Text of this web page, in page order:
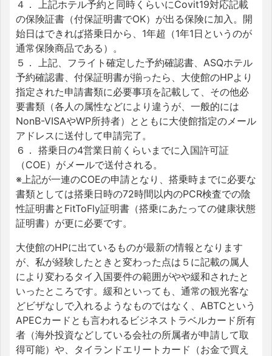
４． 上記ホテル予約と同時くらいにCovit19対応記載
の保険証書（付保証明書でOK）が出る保険に加入。開
始日はできれば搭乗日から、1年超（1年1日というのが
通常保険商品である）。
５． 上記、フライト確定した予約確認書、ASQホテル
予約確認書、付保証明書が揃ったら、大使館のHPより
指定された申請書類に必要事項を記載して、その他必
要書類（各人の属性などにより違うが、一般的には
NonB-VISAやWP所持者）とともに大使館指定のメール
アドレスに送付して申請完了。
６． 搭乗日の4営業日前くらいまでに入国許可証
（COE）がメールで送付される。
※上記が一連のCOEの申請となり、搭乗時までに必要な
書類としては搭乗日時の72時間以内のPCR検査での陰
性証明書とFitToFly証明書（搭乗にあたっての健康状態
証明書）が更に必要です。
大使館のHPに出ているものが最新の情報となります
が、私が経験したときと変わった点は５に記載の属人
により変わるタイ入国要件の範囲がやや緩和されたと
いったところです。緩和といっても、通常の観光客な
どビザなしで入れるようなものではなく、ABTCという
APECカードとも言われるビジネストラベルカード所有
者（海外投資などしている会社の所属者が申請して取
得可能）や、タイランドエリートカード（お金で買え